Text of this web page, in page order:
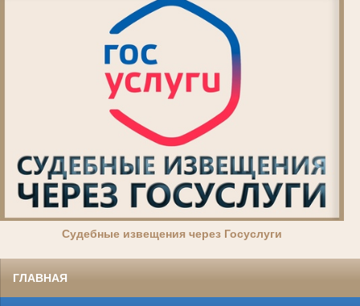
Судебные извещения через Госуслуги
ГЛАВНАЯ